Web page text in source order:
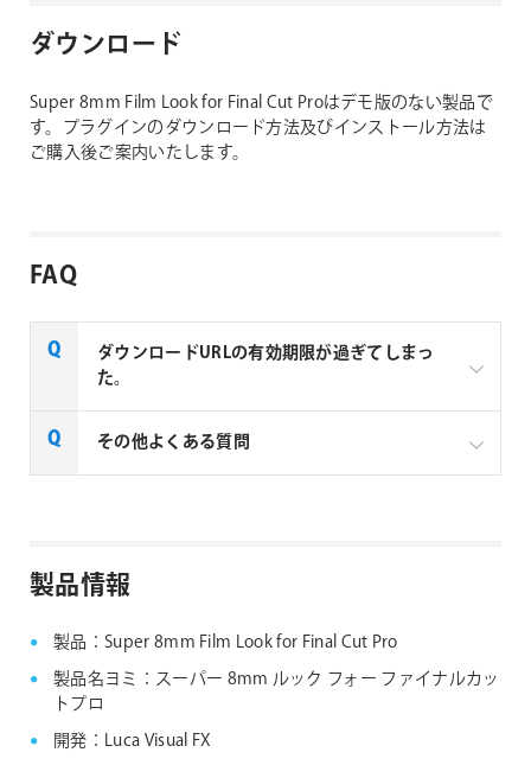
ダウンロード
Super 8mm Film Look for Final Cut Proはデモ版のない製品で
す。プラグインのダウンロード方法及びインストール方法は
ご購入後ご案内いたします。
FAQ
ダウンロードURLの有効期限が過ぎてしまっ
た。
URLの有効期限が切れてしまった場合はURLを再送致
その他よくある質問
製品情報
製品：Super 8mm Film Look for Final Cut Pro
製品名ヨミ：スーパー 8mm ルック フォー ファイナルカッ
トプロ
開発：Luca Visual FX